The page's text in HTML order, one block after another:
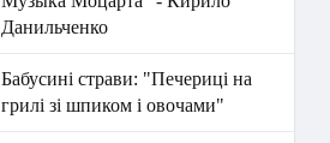
Данильченко
Бабусині страви: "Печериці на
грилі зі шпиком і овочами"